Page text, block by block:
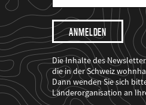
Mail
Adresse
Ich
möchte,
dass
der
WWF
mich
über
seine
Projekte
informiert.
Die Inhalte des
die in der Schweiz
Dann wenden Sie sich
Länderorganisation an